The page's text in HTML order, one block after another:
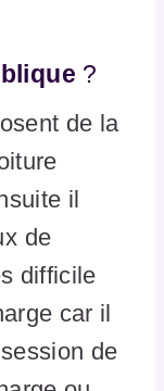
?
de la
il
de
difficile
car il
de